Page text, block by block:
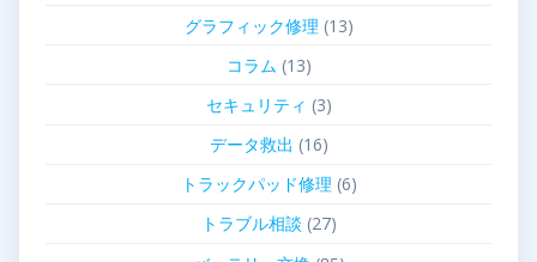
グラフィック修理 (13)
コラム (13)
セキュリティ (3)
データ救出 (16)
トラックパッド修理 (6)
トラブル相談 (27)